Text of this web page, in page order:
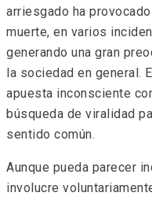
arriesgado ha
muerte, en varios
generando una gran
la sociedad en general.
apuesta inconsciente
búsqueda de viralidad
sentido común.
Aunque pueda parecer
involucre